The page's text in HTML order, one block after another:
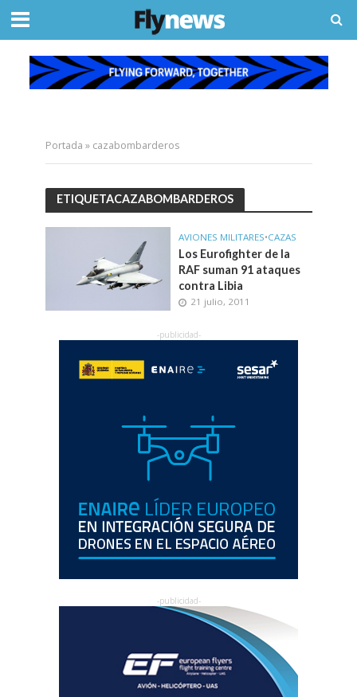
Portada » cazabombarderos
ETIQUETACAZABOMBARDEROS
AVIONES MILITARES•CAZAS
Los Eurofighter de la
RAF suman 91 ataques
contra Libia
21 julio, 2011